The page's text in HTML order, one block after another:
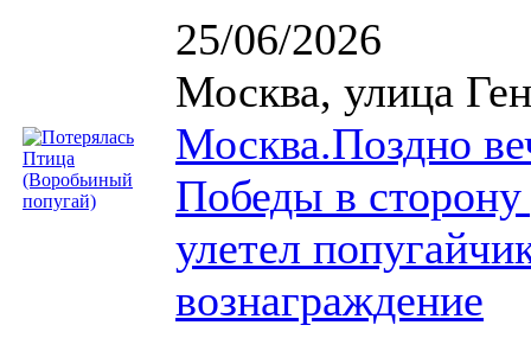
25/06/2026
Москва, улица
Москва.Поздно
Победы в
улетел
вознаграждение